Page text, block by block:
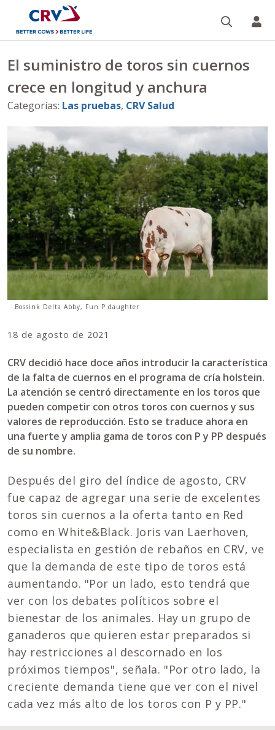
El suministro de toros sin cuernos
crece en longitud y anchura
Categorías: Las pruebas, CRV Salud
Bossink Delta Abby, Fun P daughter
18 de agosto de 2021
CRV decidió hace doce años introducir la característica
de la falta de cuernos en el programa de cría holstein.
La atención se centró directamente en los toros que
pueden competir con otros toros con cuernos y sus
valores de reproducción. Esto se traduce ahora en
una fuerte y amplia gama de toros con P y PP después
de su nombre.
Después del giro del índice de agosto, CRV
fue capaz de agregar una serie de excelentes
toros sin cuernos a la oferta tanto en Red
como en White&Black. Joris van Laerhoven,
especialista en gestión de rebaños en CRV, ve
que la demanda de este tipo de toros está
aumentando. "Por un lado, esto tendrá que
ver con los debates políticos sobre el
bienestar de los animales. Hay un grupo de
ganaderos que quieren estar preparados si
hay restricciones al descornado en los
próximos tiempos", señala. "Por otro lado, la
creciente demanda tiene que ver con el nivel
cada vez más alto de los toros con P y PP."